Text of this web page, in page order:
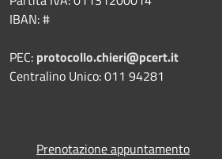
IBAN: #
PEC: protocollo.chieri@pcert.it
Centralino Unico: 011 94281
Prenotazione appuntamento